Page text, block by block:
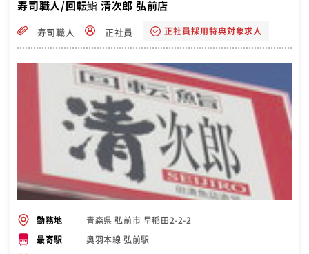
寿司職人/回転鮨 清次郎 弘前店
寿司職人 正社員 正社員採用特典対象求人
勤務地 青森県 弘前市 早稲田2-2-2
最寄駅 奥羽本線 弘前駅